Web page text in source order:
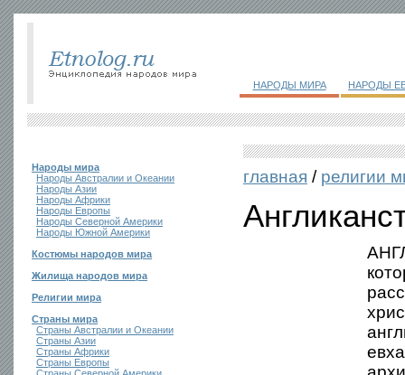
НАРОДЫ МИРА НАРОДЫ
Народы мира
Народы Австралии и Океании
Народы Азии
Народы Африки
Народы Европы
Народы Северной Америки
Народы Южной Америки
Костюмы народов мира
Жилища народов мира
Религии мира
Страны мира
Страны Австралии и Океании
Страны Азии
Страны Африки
Страны Европы
главная / религии